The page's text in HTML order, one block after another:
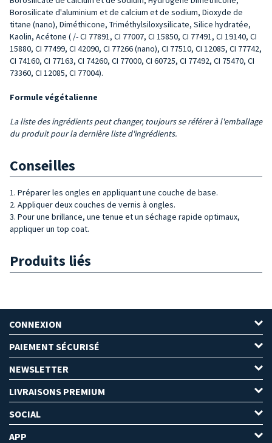
Borosilicate d'aluminium et de calcium et de sodium, Dioxyde de
titane (nano), Diméthicone, Triméthylsiloxysilicate, Silice hydratée,
Kaolin, Acétone ( /- CI 77891, CI 77007, CI 15850, CI 77491, CI 19140, CI
15880, CI 77499, CI 42090, CI 77266 (nano), CI 77510, CI 12085, CI 77742,
CI 74160, CI 77163, CI 74260, CI 77000, CI 60725, CI 77492, CI 75470, CI
73360, CI 12085, CI 77004).
Formule végétalienne
La liste des ingrédients peut changer, toujours se référer à l'emballage
du produit pour la dernière liste d'ingrédients.
Conseilles
1. Préparer les ongles en appliquant une couche de base.
2. Appliquer deux couches de vernis à ongles.
3. Pour une brillance, une tenue et un séchage rapide optimaux,
appliquer un top coat.
Produits liés
CONNEXION
PAIEMENT SÉCURISÉ
NEWSLETTER
LIVRAISONS PREMIUM
SOCIAL
APP